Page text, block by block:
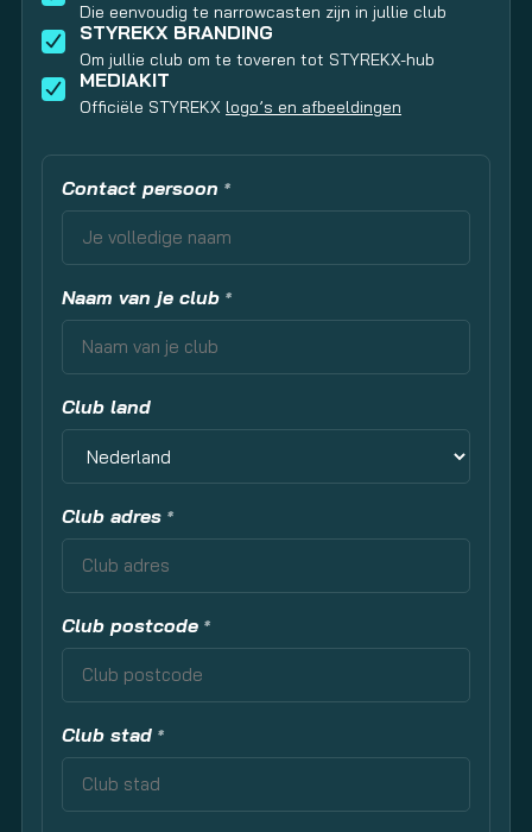
Die eenvoudig te narrowcasten zijn in jullie club
STYREKX BRANDING
Om jullie club om te toveren tot STYREKX-hub
MEDIAKIT
Officiële STYREKX logo’s en afbeeldingen
Contact persoon *
Naam van je club *
Club land
Club adres *
Club postcode *
Club stad *